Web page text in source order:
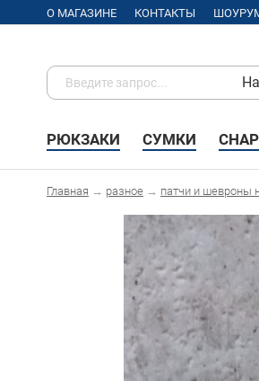
О МАГАЗИНЕ КОНТАКТЫ
РЮКЗАКИ СУМКИ
Главная → разное → патчи и шевроны